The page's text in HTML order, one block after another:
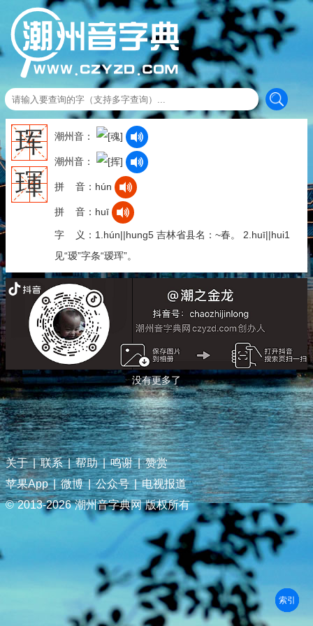
珲
琿
潮州音：
潮州音：
拼 音：hún
拼 音：huī
字 义：1.hún||hung5 吉林省县名：~春。 2.huī||hui1
见“瑷”字条“瑷珲”。
没有更多了
关于 | 联系 | 帮助 | 鸣谢 | 赞赏
苹果App | 微博 | 公众号 | 电视报道
© 2013-2026 潮州音字典网 版权所有
部首
笔划
拼音
潮拼